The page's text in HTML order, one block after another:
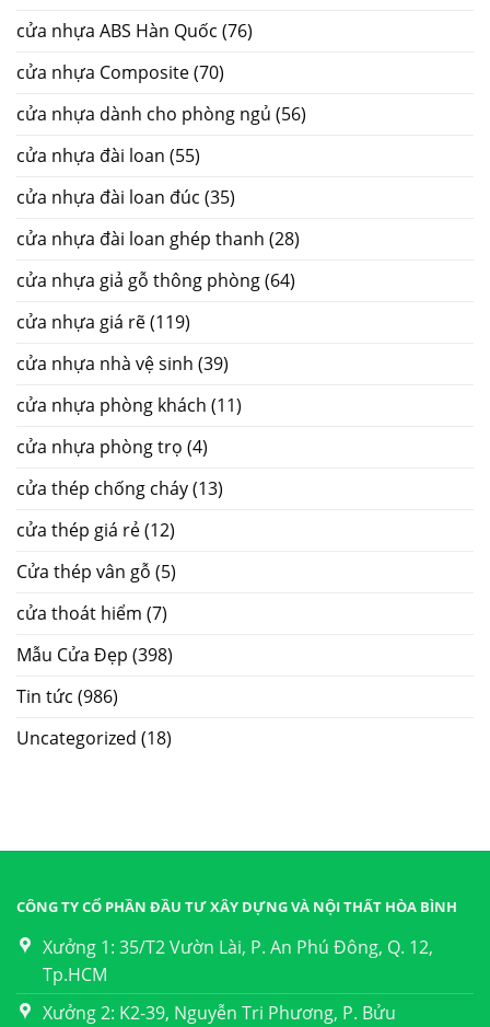
cửa nhựa ABS Hàn Quốc (76)
cửa nhựa Composite(70)
cửa nhựa dành cho phòng ngủ (56)
cửa nhựa đài loan (55)
cửa nhựa đài loan đúc (35)
cửa nhựa đài loan ghép thanh (28)
cửa nhựa giả gỗ thông phòng(64)
cửa nhựa giá rẽ(119)
cửa nhựa nhà vệ sinh (39)
cửa nhựa phòng khách (11)
cửa nhựa phòng trọ (4)
cửa thép chống cháy(13)
cửa thép giá rẻ(12)
Cửa thép vân gỗ (5)
cửa thoát hiểm (7)
Mẫu Cửa Đẹp (398)
Tin tức (986)
Uncategorized (18)
CÔNG TY CỔ PHẦN ĐẦU TƯ XÂY DỰNG VÀ NỘI THẤT HÒA BÌNH
Xưởng 1: 35/T2 Vườn Lài, P. An Phú Đông, Q. 12,
Tp.HCM
Xưởng 2: K2-39, Nguyễn Tri Phương, P. Bửu